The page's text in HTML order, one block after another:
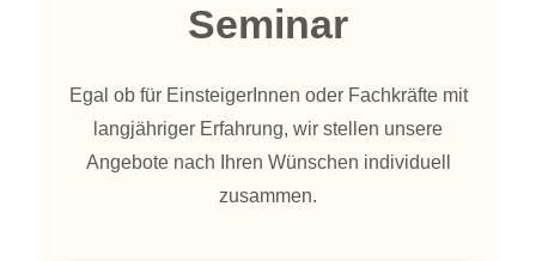
Seminar
Egal ob für EinsteigerInnen oder Fachkräfte mit
langjähriger Erfahrung, wir stellen unsere
Angebote nach Ihren Wünschen individuell
zusammen.